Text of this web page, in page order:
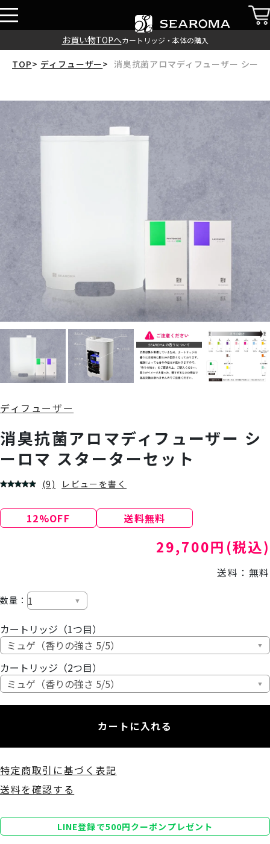
お買い物TOPへカートリッジ・本体の購入
TOP ディフューザー 消臭抗菌アロマディフューザー シー
ディフューザー
消臭抗菌アロマディフューザー シ
ーロマ スターターセット
(9) レビューを書く
12%OFF 送料無料
29,700円(税込)
送料：無料
数量：
カートリッジ（1つ目）
カートリッジ（2つ目）
カートに入れる
特定商取引に基づく表記
送料を確認する
LINE登録で500円クーポンプレゼント